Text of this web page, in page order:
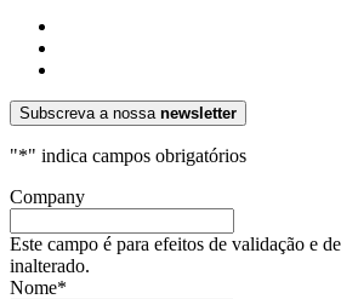
Subscreva a nossa newsletter
"*" indica campos obrigatórios
Company
Este campo é para efeitos de validação e
inalterado.
Nome*